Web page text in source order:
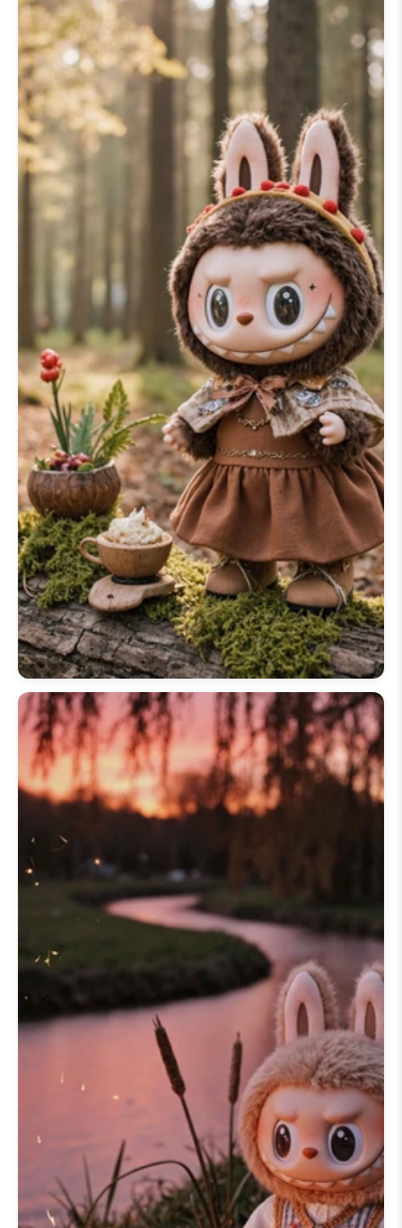
chegados, convidando-o a explorar
o universo rico e imaginativo que
Labubu habita através dos nossos
papéis de parede especialmente
selecionados.
A nossa coleção de🦃 20+ Papéis
de Parede de Ação de Graças do
Labubu exibe o charme único de
Labubu em deslumbrante alta
resolução. Oferecemos uma vasta
seleção de opções depapel de
parede labubu 4ke
papel de
parede labubu hd, garantindo que
cada detalhe intrincado seja
brilhantemente exibido no seu
ecrã. Quer pretenda adornar o seu
papel de parede labubu para
telemóvel,papel de parede
labubu para iphone, ou até
mesmo o seupapel de parede
labubu para portátil
, encontrará o
ajuste perfeito. Explore designs
vibrantes, incluindo o popular tema
papel de parede labubu rosa, ou
mergulhe numa experiência visual
mais dinâmica com umpapel de
parede labubu 3d. Cada imagem
é cuidadosamente selecionada
para capturar as cores vibrantes e
os designs distintos da série🦃
20+ Papéis de Parede de Ação
de Graças do Labubu , tornando-
os fundos perfeitos para
smartphones e computadores.
Dê vida ao seu ecrã com um
papel
Parede de Ação de Graças do
Labubu
animados adicionam uma camada
de diversão dinâmica,
apresentando Labubu em
movimentos encantadores.
Oferecemos um
download fácil de
papel de parede animado labubu
para utilizadores de papel de
parede animado labubu para
androidepapel de parede
animado labubu para iphone
garantindo um desempenho ótimo
em todos os dispositivos.
Descubra animações
encantadoras, como umgif de